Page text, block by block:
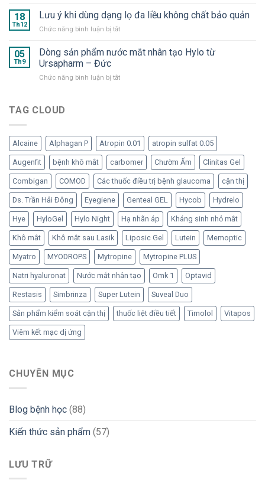
–
tạo
tép
–
chất
thiết
1
và
OMK
–
trong
tạo
đã
trở
lại
18
Th12
Lưu ý khi dùng dạng lọ đa liều không chất bảo quản
Chức năng bình luận bị tắtở
ý
dạng
bảo
quản
05
Th9
Dòng sản phẩm nước mắt nhân tạo Hylo từ
Ursapharm – Đức
Chức năng bình luận bị tắtở
nhân
tạo
Hylo
Ursapharm
–
Đức
TAG CLOUD
Alcaine Alphagan P Atropin 0.01 atropin sulfat 0.05
Augenfit bệnh khô mắt carbomer Chườm Ấm Clinitas Gel
Combigan COMOD Các thuốc điều trị bệnh glaucoma cận thị
Ds. Trần Hải Đông Eyegiene Genteal GEL Hycob Hydrelo
Hye HyloGel Hylo Night Hạ nhãn áp Kháng sinh nhỏ mắt
Khô mắt Khô mắt sau Lasik Liposic Gel Lutein Memoptic
Myatro MYODROPS Mytropine Mytropine PLUS
Natri hyaluronat Nước mắt nhân tạo Omk 1 Optavid
Restasis Simbrinza Super Lutein Suveal Duo
Sản phẩm kiểm soát cận thị thuốc liệt điều tiết Timolol Vitapos
Viêm kết mạc dị ứng
CHUYÊN MỤC
Blog bệnh học (88)
Kiến thức sản phẩm (57)
LƯU TRỮ